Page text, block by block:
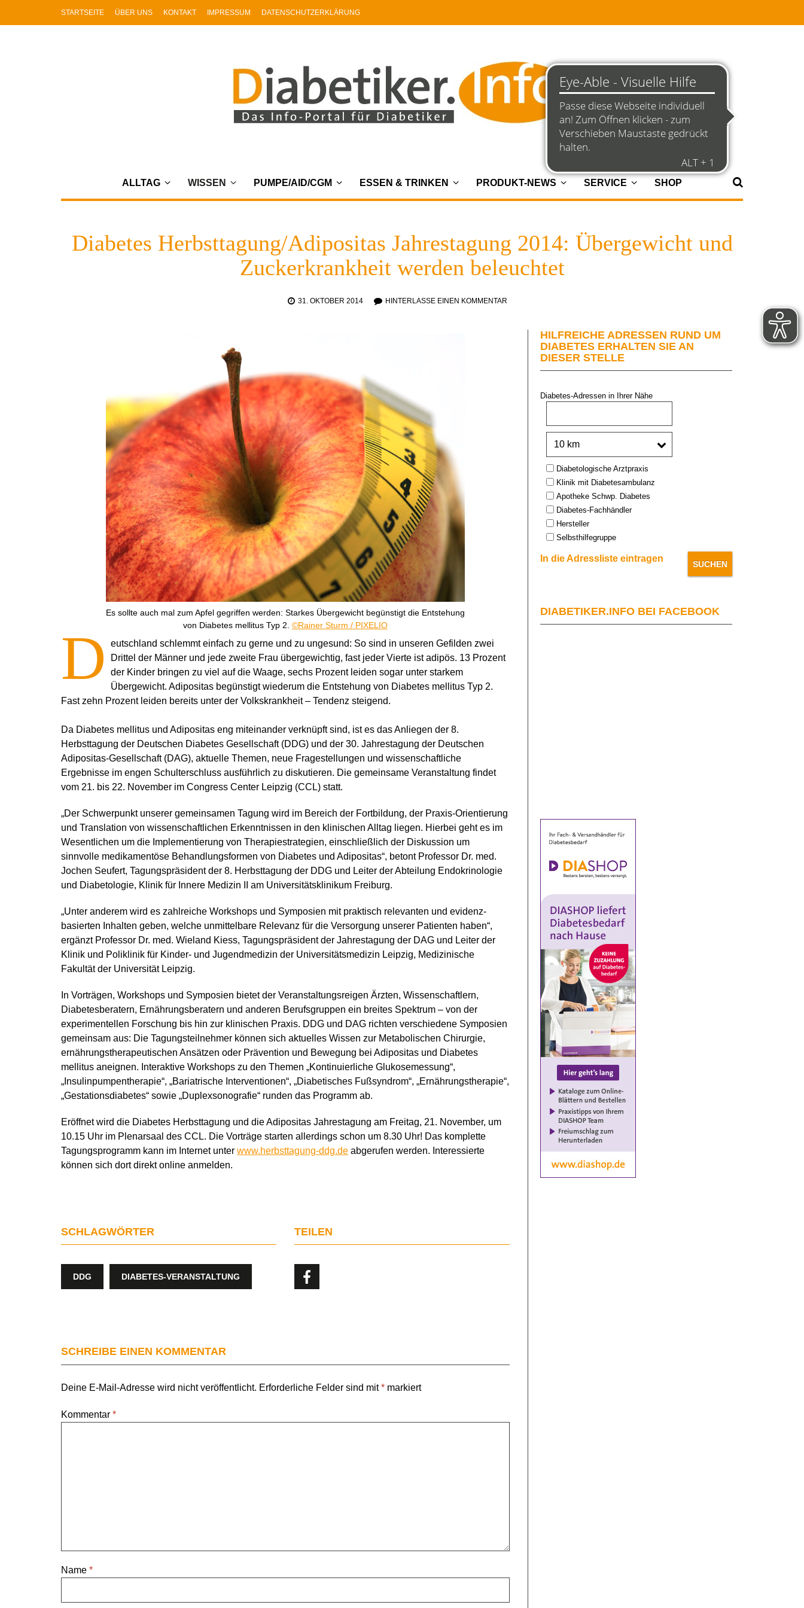
STARTSEITE ÜBER UNS KONTAKT IMPRESSUM DATENSCHUTZERKLÄRUNG
ALLTAG WISSEN PUMPE/AID/CGM ESSEN & TRINKEN PRODUKT-NEWS SERVICE SHOP
Diabetes Herbsttagung/Adipositas Jahrestagung 2014: Übergewicht und
Zuckerkrankheit werden beleuchtet
31. OKTOBER 2014 HINTERLASSE EINEN KOMMENTAR
Es sollte auch mal zum Apfel gegriffen werden: Starkes Übergewicht begünstigt die Entstehung
von Diabetes mellitus Typ 2. ©Rainer Sturm / PIXELIO
D
eutschland schlemmt einfach zu gerne und zu ungesund: So sind in unseren Gefilden zwei
Drittel der Männer und jede zweite Frau übergewichtig, fast jeder Vierte ist adipös. 13 Prozent
der Kinder bringen zu viel auf die Waage, sechs Prozent leiden sogar unter starkem
Übergewicht. Adipositas begünstigt wiederum die Entstehung von Diabetes mellitus Typ 2.
Fast zehn Prozent leiden bereits unter der Volkskrankheit – Tendenz steigend.
Da Diabetes mellitus und Adipositas eng miteinander verknüpft sind, ist es das Anliegen der 8.
Herbsttagung der Deutschen Diabetes Gesellschaft (DDG) und der 30. Jahrestagung der Deutschen
Adipositas-Gesellschaft (DAG), aktuelle Themen, neue Fragestellungen und wissenschaftliche
Ergebnisse im engen Schulterschluss ausführlich zu diskutieren. Die gemeinsame Veranstaltung findet
vom 21. bis 22. November im Congress Center Leipzig (CCL) statt.
„Der Schwerpunkt unserer gemeinsamen Tagung wird im Bereich der Fortbildung, der Praxis-Orientierung
und Translation von wissenschaftlichen Erkenntnissen in den klinischen Alltag liegen. Hierbei geht es im
Wesentlichen um die Implementierung von Therapiestrategien, einschließlich der Diskussion um
sinnvolle medikamentöse Behandlungsformen von Diabetes und Adipositas“, betont Professor Dr. med.
Jochen Seufert, Tagungspräsident der 8. Herbsttagung der DDG und Leiter der Abteilung Endokrinologie
und Diabetologie, Klinik für Innere Medizin II am Universitätsklinikum Freiburg.
„Unter anderem wird es zahlreiche Workshops und Symposien mit praktisch relevanten und evidenz-
basierten Inhalten geben, welche unmittelbare Relevanz für die Versorgung unserer Patienten haben“,
ergänzt Professor Dr. med. Wieland Kiess, Tagungspräsident der Jahrestagung der DAG und Leiter der
Klinik und Poliklinik für Kinder- und Jugendmedizin der Universitätsmedizin Leipzig, Medizinische
Fakultät der Universität Leipzig.
In Vorträgen, Workshops und Symposien bietet der Veranstaltungsreigen Ärzten, Wissenschaftlern,
Diabetesberatern, Ernährungsberatern und anderen Berufsgruppen ein breites Spektrum – von der
experimentellen Forschung bis hin zur klinischen Praxis. DDG und DAG richten verschiedene Symposien
gemeinsam aus: Die Tagungsteilnehmer können sich aktuelles Wissen zur Metabolischen Chirurgie,
ernährungstherapeutischen Ansätzen oder Prävention und Bewegung bei Adipositas und Diabetes
mellitus aneignen. Interaktive Workshops zu den Themen „Kontinuierliche Glukosemessung“,
„Insulinpumpentherapie“, „Bariatrische Interventionen“, „Diabetisches Fußsyndrom“, „Ernährungstherapie“,
„Gestationsdiabetes“ sowie „Duplexsonografie“ runden das Programm ab.
Eröffnet wird die Diabetes Herbsttagung und die Adipositas Jahrestagung am Freitag, 21. November, um
10.15 Uhr im Plenarsaal des CCL. Die Vorträge starten allerdings schon um 8.30 Uhr! Das komplette
Tagungsprogramm kann im Internet unter www.herbsttagung-ddg.de abgerufen werden. Interessierte
können sich dort direkt online anmelden.
SCHLAGWÖRTER
DDG DIABETES-VERANSTALTUNG
TEILEN
SCHREIBE EINEN KOMMENTAR
Deine E-Mail-Adresse wird nicht veröffentlicht. Erforderliche Felder sind mit* markiert
Kommentar *
Name *
HILFREICHE ADRESSEN RUND UM
DIABETES ERHALTEN SIE AN
DIESER STELLE
Diabetes-Adressen in Ihrer Nähe
Type:Diabetologische Arztpraxis
Klinik mit Diabetesambulanz
Apotheke Schwp. Diabetes
Diabetes-Fachhändler
Hersteller
Selbsthilfegruppe
In die Adressliste eintragen
DIABETIKER.INFO BEI FACEBOOK